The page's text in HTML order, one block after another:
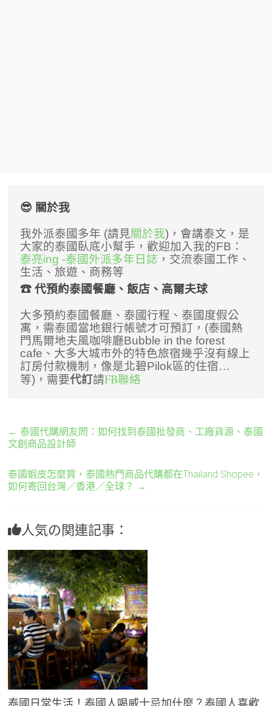
😎 關於我
我外派泰國多年 (請見關於我)，會講泰文，是
大家的泰國臥底小幫手，歡迎加入我的FB：
泰亮ing -泰國外派多年日誌 ，交流泰國工作、
生活、旅遊、商務等
☎ 代預約泰國餐廳、飯店、高爾夫球
大多預約泰國餐廳、泰國行程、泰國度假公
寓，需泰國當地銀行帳號才可預訂，(泰國熱
門馬爾地夫風咖啡廳Bubble in the forest
cafe、大多大城市外的特色旅宿幾乎沒有線上
訂房付款機制，像是北碧Pilok區的住宿…
等)，需要代訂請FB聯絡
← 泰國代購網友問：如何找到泰國批發商、工廠貨源、泰國
文創商品設計師
泰國蝦皮怎麼買，泰國熱門商品代購都在Thailand Shopee，
如何寄回台灣／香港／全球？ →
人気の関連記事：
泰國日常生活！泰國人喝威士忌加什麼？泰國人喜歡